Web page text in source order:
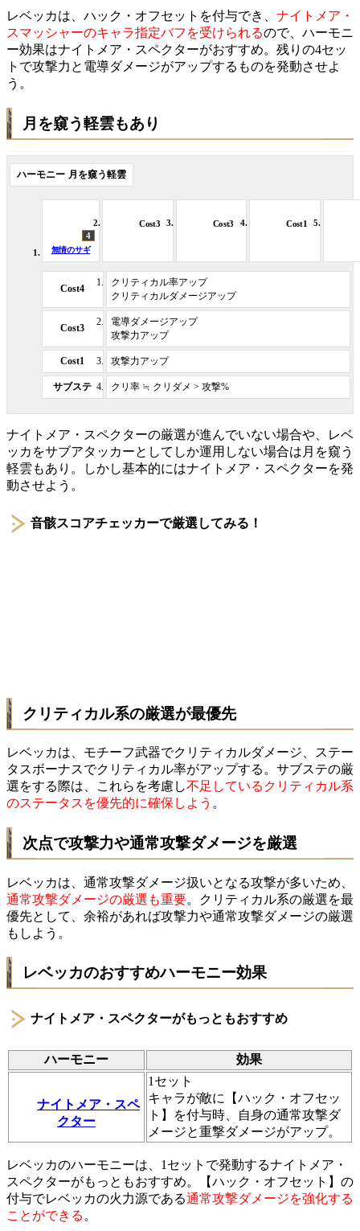
レベッカは、ハック・オフセットを付与でき、 ナイトメア・
スマッシャーのキャラ指定バフを受けられるので、ハーモニ
ー効果はナイトメア・スペクターがおすすめ。残りの4セッ
トで攻撃力と電導ダメージがアップするものを発動させよ
う。
月を窺う軽雲もあり
月を窺う軽雲
無情のサギ
4
Cost3 Cost3 Cost1
Cost4
クリティカル率アップ
クリティカルダメージアップ
Cost3
電導ダメージアップ
攻撃力アップ
Cost1 攻撃力アップ
サブステ クリ率 ≒ クリダメ > 攻撃%
ナイトメア・スペクターの厳選が進んでいない場合や、レベ
ッカをサブアタッカーとしてしか運用しない場合は月を窺う
軽雲もあり。しかし基本的にはナイトメア・スペクターを発
動させよう。
音骸スコアチェッカーで厳選してみる！
クリティカル系の厳選が最優先
レベッカは、モチーフ武器でクリティカルダメージ、ステー
タスボーナスでクリティカル率がアップする。サブステの厳
選をする際は、これらを考慮し不足しているクリティカル系
のステータスを優先的に確保しよう 。
次点で攻撃力や通常攻撃ダメージを厳選
レベッカは、通常攻撃ダメージ扱いとなる攻撃が多いため、
通常攻撃ダメージの厳選も重要。クリティカル系の厳選を最
優先として、余裕があれば攻撃力や通常攻撃ダメージの厳選
もしよう。
レベッカのおすすめハーモニー効果
ナイトメア・スペクターがもっともおすすめ
ハーモニー 効果
ナイトメア・スペ
クター
1セット
キャラが敵に【ハック・オフセッ
ト】を付与時、自身の通常攻撃ダ
メージと重撃ダメージがアップ。
レベッカのハーモニーは、1セットで発動するナイトメア・
スペクターがもっともおすすめ。【ハック・オフセット】の
付与でレベッカの火力源である通常攻撃ダメージを強化する
ことができる 。